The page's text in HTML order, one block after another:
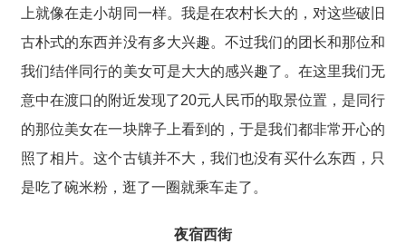
上就像在走小胡同一样。我是在农村长大的，对这些破旧
古朴式的东西并没有多大兴趣。不过我们的团长和那位和
我们结伴同行的美女可是大大的感兴趣了。在这里我们无
意中在渡口的附近发现了20元人民币的取景位置，是同行
的那位美女在一块牌子上看到的，于是我们都非常开心的
照了相片。这个古镇并不大，我们也没有买什么东西，只
是吃了碗米粉，逛了一圈就乘车走了。
夜宿西街